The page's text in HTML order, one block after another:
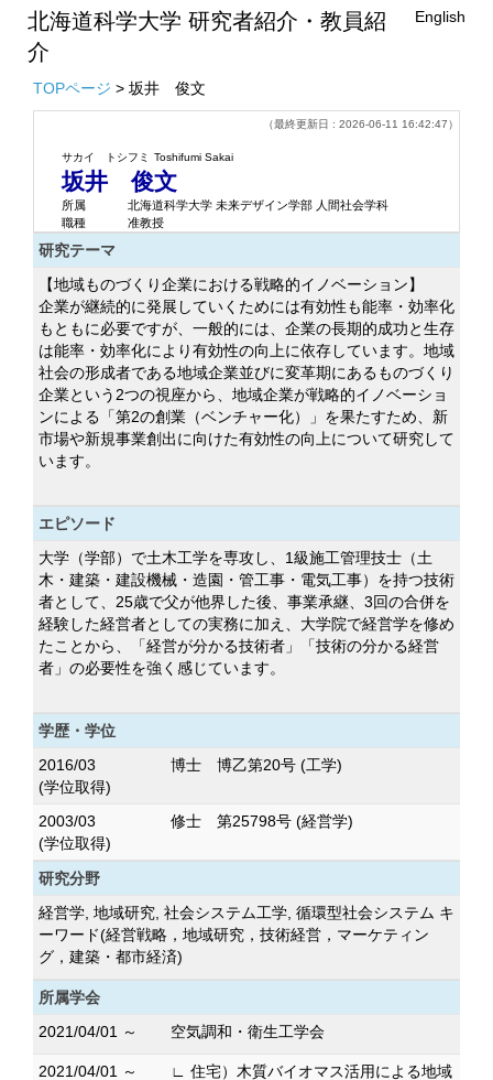
北海道科学大学 研究者紹介・教員紹
介
English
TOPページ > 坂井 俊文
（最終更新日 : 2026-06-11 16:42:47）
サカイ トシフミ Toshifumi Sakai
坂井 俊文
所属
北海道科学大学 未来デザイン学部 人間社会学科
職種
准教授
研究テーマ
【地域ものづくり企業における戦略的イノベーション】
企業が継続的に発展していくためには有効性も能率・効率化
もともに必要ですが、一般的には、企業の長期的成功と生存
は能率・効率化により有効性の向上に依存しています。地域
社会の形成者である地域企業並びに変革期にあるものづくり
企業という2つの視座から、地域企業が戦略的イノベーショ
ンによる「第2の創業（ベンチャー化）」を果たすため、新
市場や新規事業創出に向けた有効性の向上について研究して
います。
エピソード
大学（学部）で土木工学を専攻し、1級施工管理技士（土
木・建築・建設機械・造園・管工事・電気工事）を持つ技術
者として、25歳で父が他界した後、事業承継、3回の合併を
経験した経営者としての実務に加え、大学院で経営学を修め
たことから、「経営が分かる技術者」「技術の分かる経営
者」の必要性を強く感じています。
学歴・学位
2016/03
(学位取得)
博士 博乙第20号 (工学)
2003/03
(学位取得)
修士 第25798号 (経営学)
研究分野
経営学, 地域研究, 社会システム工学, 循環型社会システム キ
ーワード(経営戦略，地域研究，技術経営，マーケティン
グ，建築・都市経済)
所属学会
2021/04/01 ～
空気調和・衛生工学会
2021/04/01 ～
∟ 住宅）木質バイオマス活用による地域